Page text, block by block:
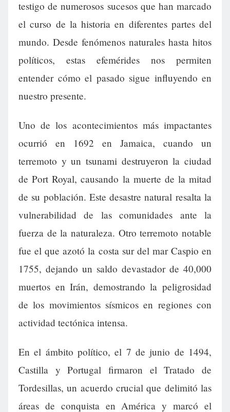
testigo de numerosos sucesos que han marcado
el curso de la historia en diferentes partes del
mundo. Desde fenómenos naturales hasta hitos
políticos, estas efemérides nos permiten
entender cómo el pasado sigue influyendo en
nuestro presente.
Uno de los acontecimientos más impactantes
ocurrió en 1692 en Jamaica, cuando un
terremoto y un tsunami destruyeron la ciudad
de Port Royal, causando la muerte de la mitad
de su población. Este desastre natural resalta la
vulnerabilidad de las comunidades ante la
fuerza de la naturaleza. Otro terremoto notable
fue el que azotó la costa sur del mar Caspio en
1755, dejando un saldo devastador de 40,000
muertos en Irán, demostrando la peligrosidad
de los movimientos sísmicos en regiones con
actividad tectónica intensa.
En el ámbito político, el 7 de junio de 1494,
Castilla y Portugal firmaron el Tratado de
Tordesillas, un acuerdo crucial que delimitó las
áreas de conquista en América y marcó el